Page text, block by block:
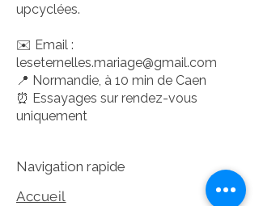
upcyclées.
✉️ Email :
leseternelles.mariage@gmail.com
📍 Normandie, à 10 min de Caen
⏰ Essayages sur rendez-vous
uniquement
Navigation rapide
Accueil